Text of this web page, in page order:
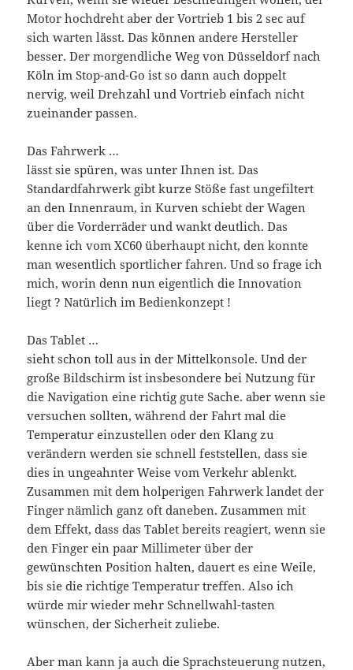
Motor hochdreht aber der Vortrieb 1 bis 2 sec auf
sich warten lässt. Das können andere Hersteller
besser. Der morgendliche Weg von Düsseldorf nach
Köln im Stop-and-Go ist so dann auch doppelt
nervig, weil Drehzahl und Vortrieb einfach nicht
zueinander passen.
Das Fahrwerk …
lässt sie spüren, was unter Ihnen ist. Das
Standardfahrwerk gibt kurze Stöße fast ungefiltert
an den Innenraum, in Kurven schiebt der Wagen
über die Vorderräder und wankt deutlich. Das
kenne ich vom XC60 überhaupt nicht, den konnte
man wesentlich sportlicher fahren. Und so frage ich
mich, worin denn nun eigentlich die Innovation
liegt ? Natürlich im Bedienkonzept !
Das Tablet …
sieht schon toll aus in der Mittelkonsole. Und der
große Bildschirm ist insbesondere bei Nutzung für
die Navigation eine richtig gute Sache. aber wenn sie
versuchen sollten, während der Fahrt mal die
Temperatur einzustellen oder den Klang zu
verändern werden sie schnell feststellen, dass sie
dies in ungeahnter Weise vom Verkehr ablenkt.
Zusammen mit dem holperigen Fahrwerk landet der
Finger nämlich ganz oft daneben. Zusammen mit
dem Effekt, dass das Tablet bereits reagiert, wenn sie
den Finger ein paar Millimeter über der
gewünschten Position halten, dauert es eine Weile,
bis sie die richtige Temperatur treffen. Also ich
würde mir wieder mehr Schnellwahl-tasten
wünschen, der Sicherheit zuliebe.
Aber man kann ja auch die Sprachsteuerung nutzen,